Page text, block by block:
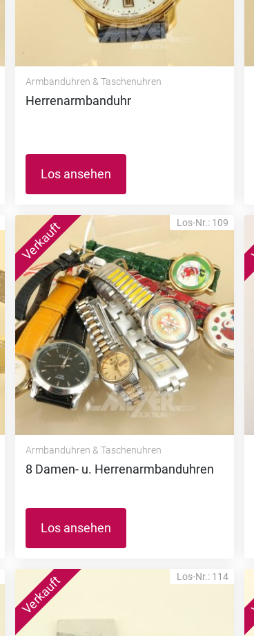
Armbanduhren & Taschenuhren
Herrenarmbanduhr
Los ansehen
Los-Nr.: 109
Armbanduhren & Taschenuhren
8 Damen- u. Herrenarmbanduhren
Los ansehen
Los-Nr.: 114